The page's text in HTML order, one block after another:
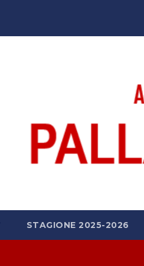
STAGIONE 2025-2026